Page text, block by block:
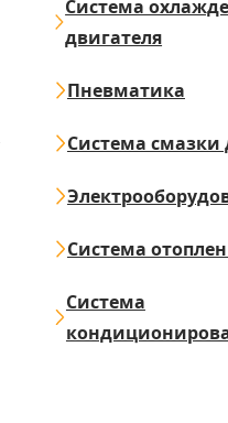
Система
двигателя
Пневматика
Система смазки
Система
Система